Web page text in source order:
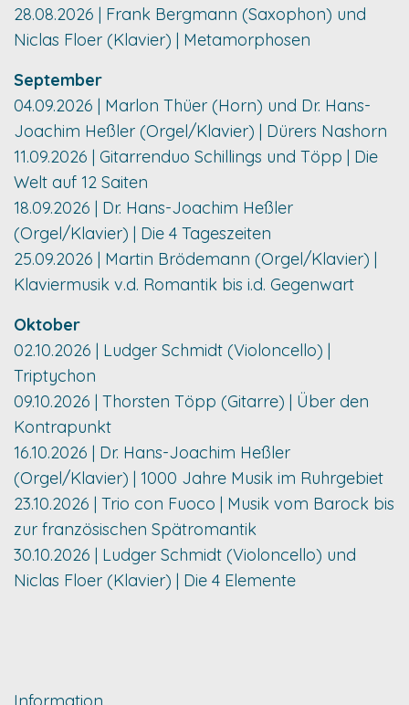
28.08.2026 | Frank Bergmann (Saxophon) und
Niclas Floer (Klavier) | Metamorphosen
September
04.09.2026 | Marlon Thüer (Horn) und Dr. Hans-
Joachim Heßler (Orgel/Klavier) | Dürers Nashorn
11.09.2026 | Gitarrenduo Schillings und Töpp | Die
Welt auf 12 Saiten
18.09.2026 | Dr. Hans-Joachim Heßler
(Orgel/Klavier) | Die 4 Tageszeiten
25.09.2026 | Martin Brödemann (Orgel/Klavier) |
Klaviermusik v.d. Romantik bis i.d. Gegenwart
Oktober
02.10.2026 | Ludger Schmidt (Violoncello) |
Triptychon
09.10.2026 | Thorsten Töpp (Gitarre) | Über den
Kontrapunkt
16.10.2026 | Dr. Hans-Joachim Heßler
(Orgel/Klavier) | 1000 Jahre Musik im Ruhrgebiet
23.10.2026 | Trio con Fuoco | Musik vom Barock bis
zur französischen Spätromantik
30.10.2026 | Ludger Schmidt (Violoncello) und
Niclas Floer (Klavier) | Die 4 Elemente